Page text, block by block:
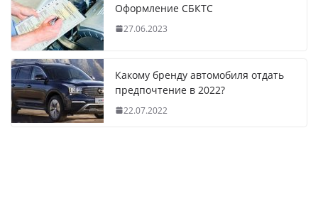
Оформление СБКТС
27.06.2023
Какому бренду автомобиля отдать
предпочтение в 2022?
22.07.2022